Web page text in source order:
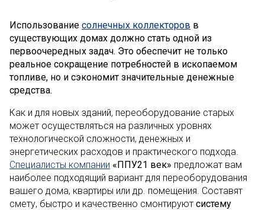
Использование солнечных коллекторов в
существующих домах должно стать одной из
первоочередных задач. Это обеспечит не только
реальное сокращение потребностей в ископаемом
топливе, но и сэкономит значительные денежные
средства.
Как и для новых зданий, переоборудование старых
может осуществляться на различных уровнях
технологической сложности, денежных и
энергетических расходов и практического подхода.
Специалисты компании «ППУ21 век» предложат вам
наиболее подходящий вариант для переоборудования
вашего дома, квартиры или др. помещения. Составят
смету, быстро и качественно смонтируют систему